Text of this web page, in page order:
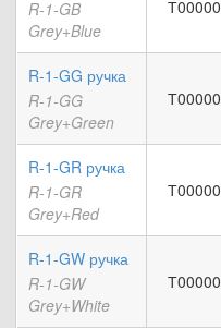
R-1-GB
Grey+Blue
R-1-GG ручка
R-1-GG
Grey+Green
R-1-GR ручка
R-1-GR
Grey+Red
R-1-GW ручка
R-1-GW
Grey+White